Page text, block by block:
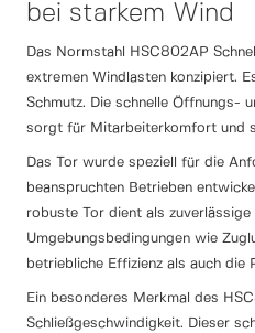
bei starkem Wind
Das Normstahl HSC802AP
extremen Windlasten konzipiert.
Schmutz. Die schnelle Öffnungs-
sorgt für Mitarbeiterkomfort und
Das Tor wurde speziell für die
beanspruchten Betrieben
robuste Tor dient als
Umgebungsbedingungen wie
betriebliche Effizienz als auch
Ein besonderes Merkmal des
Schließgeschwindigkeit. Dieser